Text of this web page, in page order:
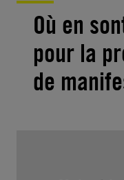
Où en
pour la
de